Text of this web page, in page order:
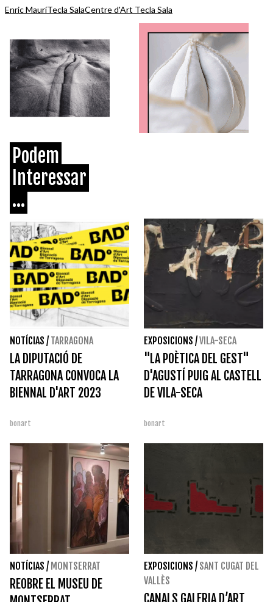
Enric MauríTecla SalaCentre d'Art Tecla Sala
Podem
Interessar
...
NOTÍCIAS / TARRAGONA
LA DIPUTACIÓ DE
TARRAGONA CONVOCA LA
BIENNAL D'ART 2023
bonart
EXPOSICIONS /VILA-SECA
"LA POÈTICA DEL GEST"
D'AGUSTÍ PUIG AL CASTELL
DE VILA-SECA
bonart
NOTÍCIAS / MONTSERRAT
REOBRE EL MUSEU DE
EXPOSICIONS / SANT CUGAT DEL
VALLÈS
CANALS GALERIA D’ART